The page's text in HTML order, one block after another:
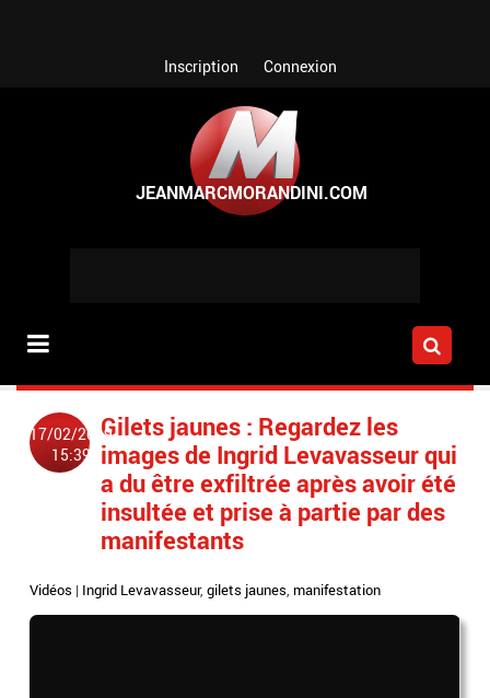
Inscription Connexion
17/02/2019
15:39
Gilets jaunes : Regardez les
images de Ingrid Levavasseur qui
a du être exfiltrée après avoir été
insultée et prise à partie par des
manifestants
Vidéos | Ingrid Levavasseur,gilets jaunes,manifestation